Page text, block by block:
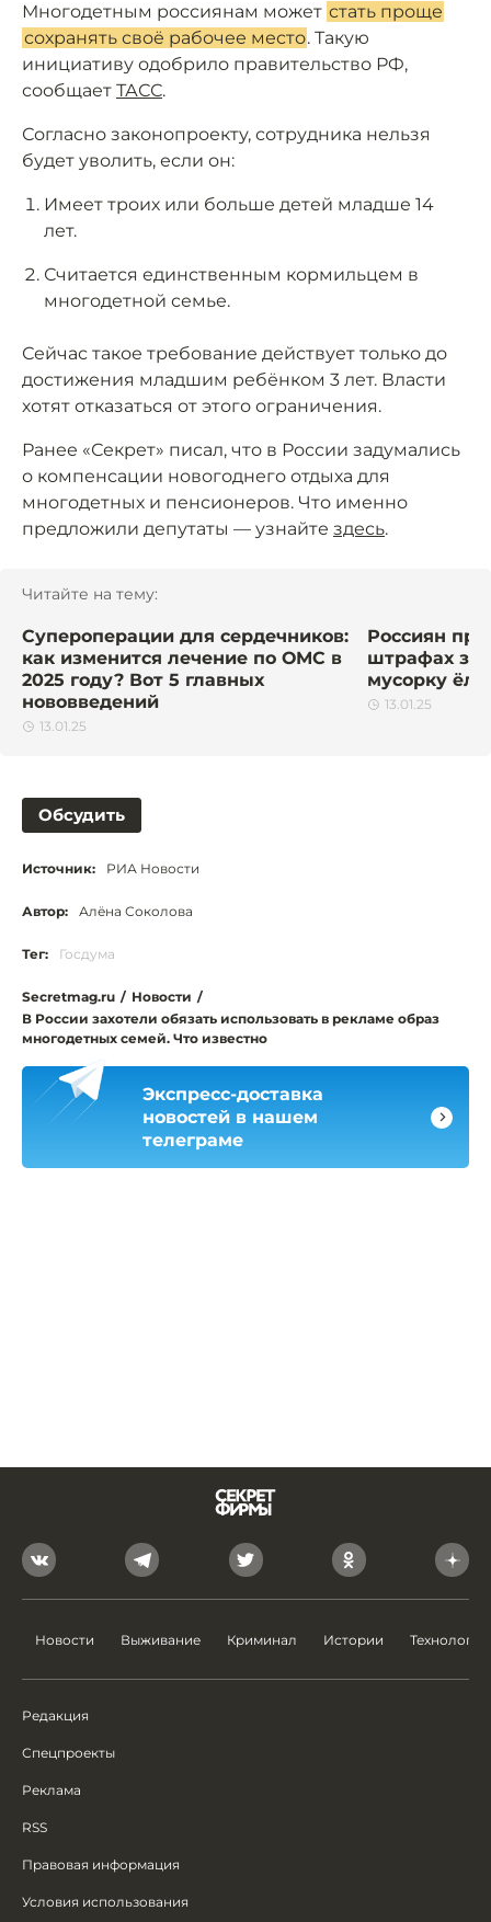
Многодетным россиянам может стать проще
сохранять своё рабочее место. Такую
инициативу одобрило правительство РФ,
сообщает ТАСС.
Согласно законопроекту, сотрудника нельзя
будет уволить, если он:
Имеет троих или больше детей младше 14
лет.
Считается единственным кормильцем в
многодетной семье.
Сейчас такое требование действует только до
достижения младшим ребёнком 3 лет. Власти
хотят отказаться от этого ограничения.
Ранее «Секрет» писал, что в России задумались
о компенсации новогоднего отдыха для
многодетных и пенсионеров. Что именно
предложили депутаты — узнайте здесь.
Читайте на тему:
Супероперации для сердечников:
как изменится лечение по ОМС в
2025 году? Вот 5 главных
нововведений
13.01.25
Россиян
штрафах за
мусорку
13.01.25
Обсудить
Источник: РИА Новости
Автор: Алёна Соколова
Тег: Госдума
Secretmag.ru / Новости /
В России захотели обязать использовать в рекламе образ
многодетных семей. Что известно
Экспресс-доставка
новостей в нашем
телеграме
Новости Выживание Криминал Истории Технологии
Редакция
Спецпроекты
Реклама
RSS
Правовая информация
Условия использования